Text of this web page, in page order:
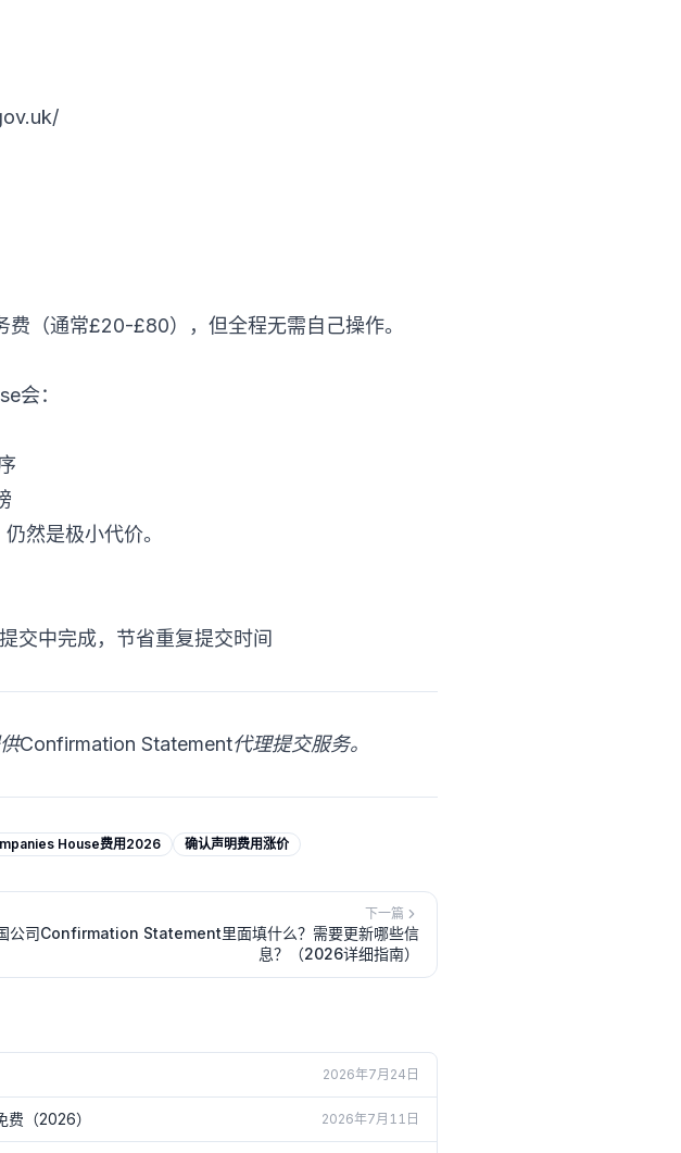
（通常£20-£80），但全程无需自己操作。
会：
然是极小代价。
交中完成，节省重复提交时间
Confirmation Statement代理提交服务。
House费用2026 确认声明费用涨价
下一篇
公司Confirmation Statement里面填什么？需要更新哪些信
息？（2026详细指南）
2026年7月24日
（2026） 2026年7月11日